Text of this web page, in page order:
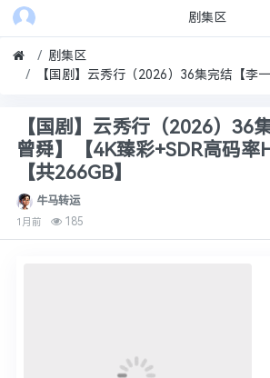
剧集区
剧集区
【国剧】云秀行（2026）36
曾舜】【4K臻彩+SDR高码率
【共266GB】
牛马转运
1月前 185